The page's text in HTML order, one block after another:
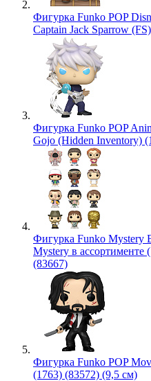
Фигурка Funko POP
Captain Jack Sparrow
Фигурка Funko POP
Gojo (Hidden Inventory)
Фигурка Funko Mystery
Mystery в ассортименте
(83667)
Фигурка Funko POP
(1763) (83572) (9,5 см)